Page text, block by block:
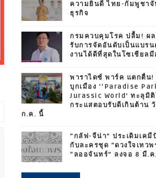
ความยินดี ไทย-กัมพูชาจั
ธุรกิจ
กรมควบคุมโรค ปลื้ม! ผล
รับการจัดอันดับเป็นแบร
งานได้ดีที่สุดในโซเชียลมี
พาราไดซ์ พาร์ค แตกตื่น!
บุกเมือง ‘‘Paradise
Jurassic World’ ทะลุมิ
กระแสตอบรับดีเกินต้าน
ก.ค. นี้
“กลัฟ-จีน่า” ประเดิมเคมี
กับละครชุด “ดวงใจเทวพ
“ลออจันทร์” ลงจอ 8 มี.